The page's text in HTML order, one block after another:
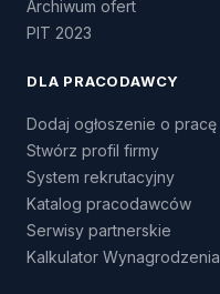
Archiwum ofert
PIT 2023
DLA PRACODAWCY
Dodaj ogłoszenie o pracę
Stwórz profil firmy
System rekrutacyjny
Katalog pracodawców
Serwisy partnerskie
Kalkulator Wynagrodzenia